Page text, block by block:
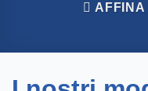
AFFINA